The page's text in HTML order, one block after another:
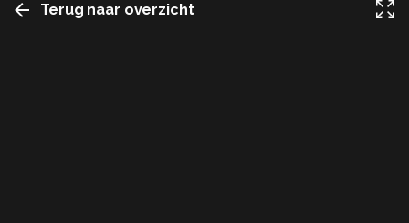
Terug naar overzicht